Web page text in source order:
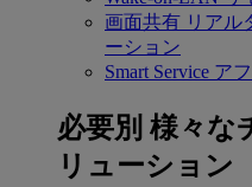
画面共有 リアル
ーション
Smart Service ア
必要別 様々な
リューション